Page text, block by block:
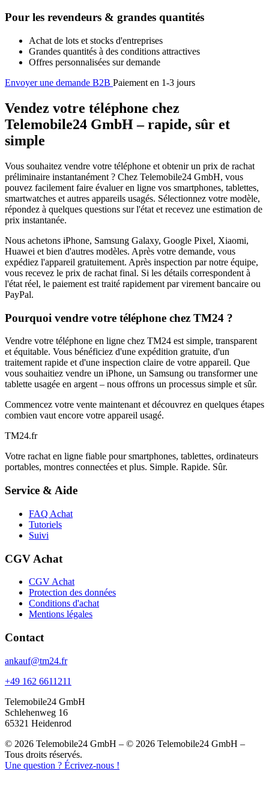
Pour les revendeurs & grandes quantités
Achat de lots et stocks d'entreprises
Grandes quantités à des conditions attractives
Offres personnalisées sur demande
Envoyer une demande B2B Paiement en 1-3 jours
Vendez votre téléphone chez
Telemobile24 GmbH – rapide, sûr et
simple
Vous souhaitez vendre votre téléphone et obtenir un prix de rachat
préliminaire instantanément ? Chez Telemobile24 GmbH, vous
pouvez facilement faire évaluer en ligne vos smartphones, tablettes,
smartwatches et autres appareils usagés. Sélectionnez votre modèle,
répondez à quelques questions sur l'état et recevez une estimation de
prix instantanée.
Nous achetons iPhone, Samsung Galaxy, Google Pixel, Xiaomi,
Huawei et bien d'autres modèles. Après votre demande, vous
expédiez l'appareil gratuitement. Après inspection par notre équipe,
vous recevez le prix de rachat final. Si les détails correspondent à
l'état réel, le paiement est traité rapidement par virement bancaire ou
PayPal.
Pourquoi vendre votre téléphone chez TM24 ?
Vendre votre téléphone en ligne chez TM24 est simple, transparent
et équitable. Vous bénéficiez d'une expédition gratuite, d'un
traitement rapide et d'une inspection claire de votre appareil. Que
vous souhaitiez vendre un iPhone, un Samsung ou transformer une
tablette usagée en argent – nous offrons un processus simple et sûr.
Commencez votre vente maintenant et découvrez en quelques étapes
combien vaut encore votre appareil usagé.
TM24.fr
Votre rachat en ligne fiable pour smartphones, tablettes, ordinateurs
portables, montres connectées et plus. Simple. Rapide. Sûr.
Service & Aide
FAQ Achat
Tutoriels
Suivi
CGV Achat
CGV Achat
Protection des données
Conditions d'achat
Mentions légales
Contact
ankauf@tm24.fr
+49 162 6611211
Telemobile24 GmbH
Schlehenweg 16
65321 Heidenrod
© 2026 Telemobile24 GmbH – © 2026 Telemobile24 GmbH –
Tous droits réservés.
Une question ? Écrivez-nous !